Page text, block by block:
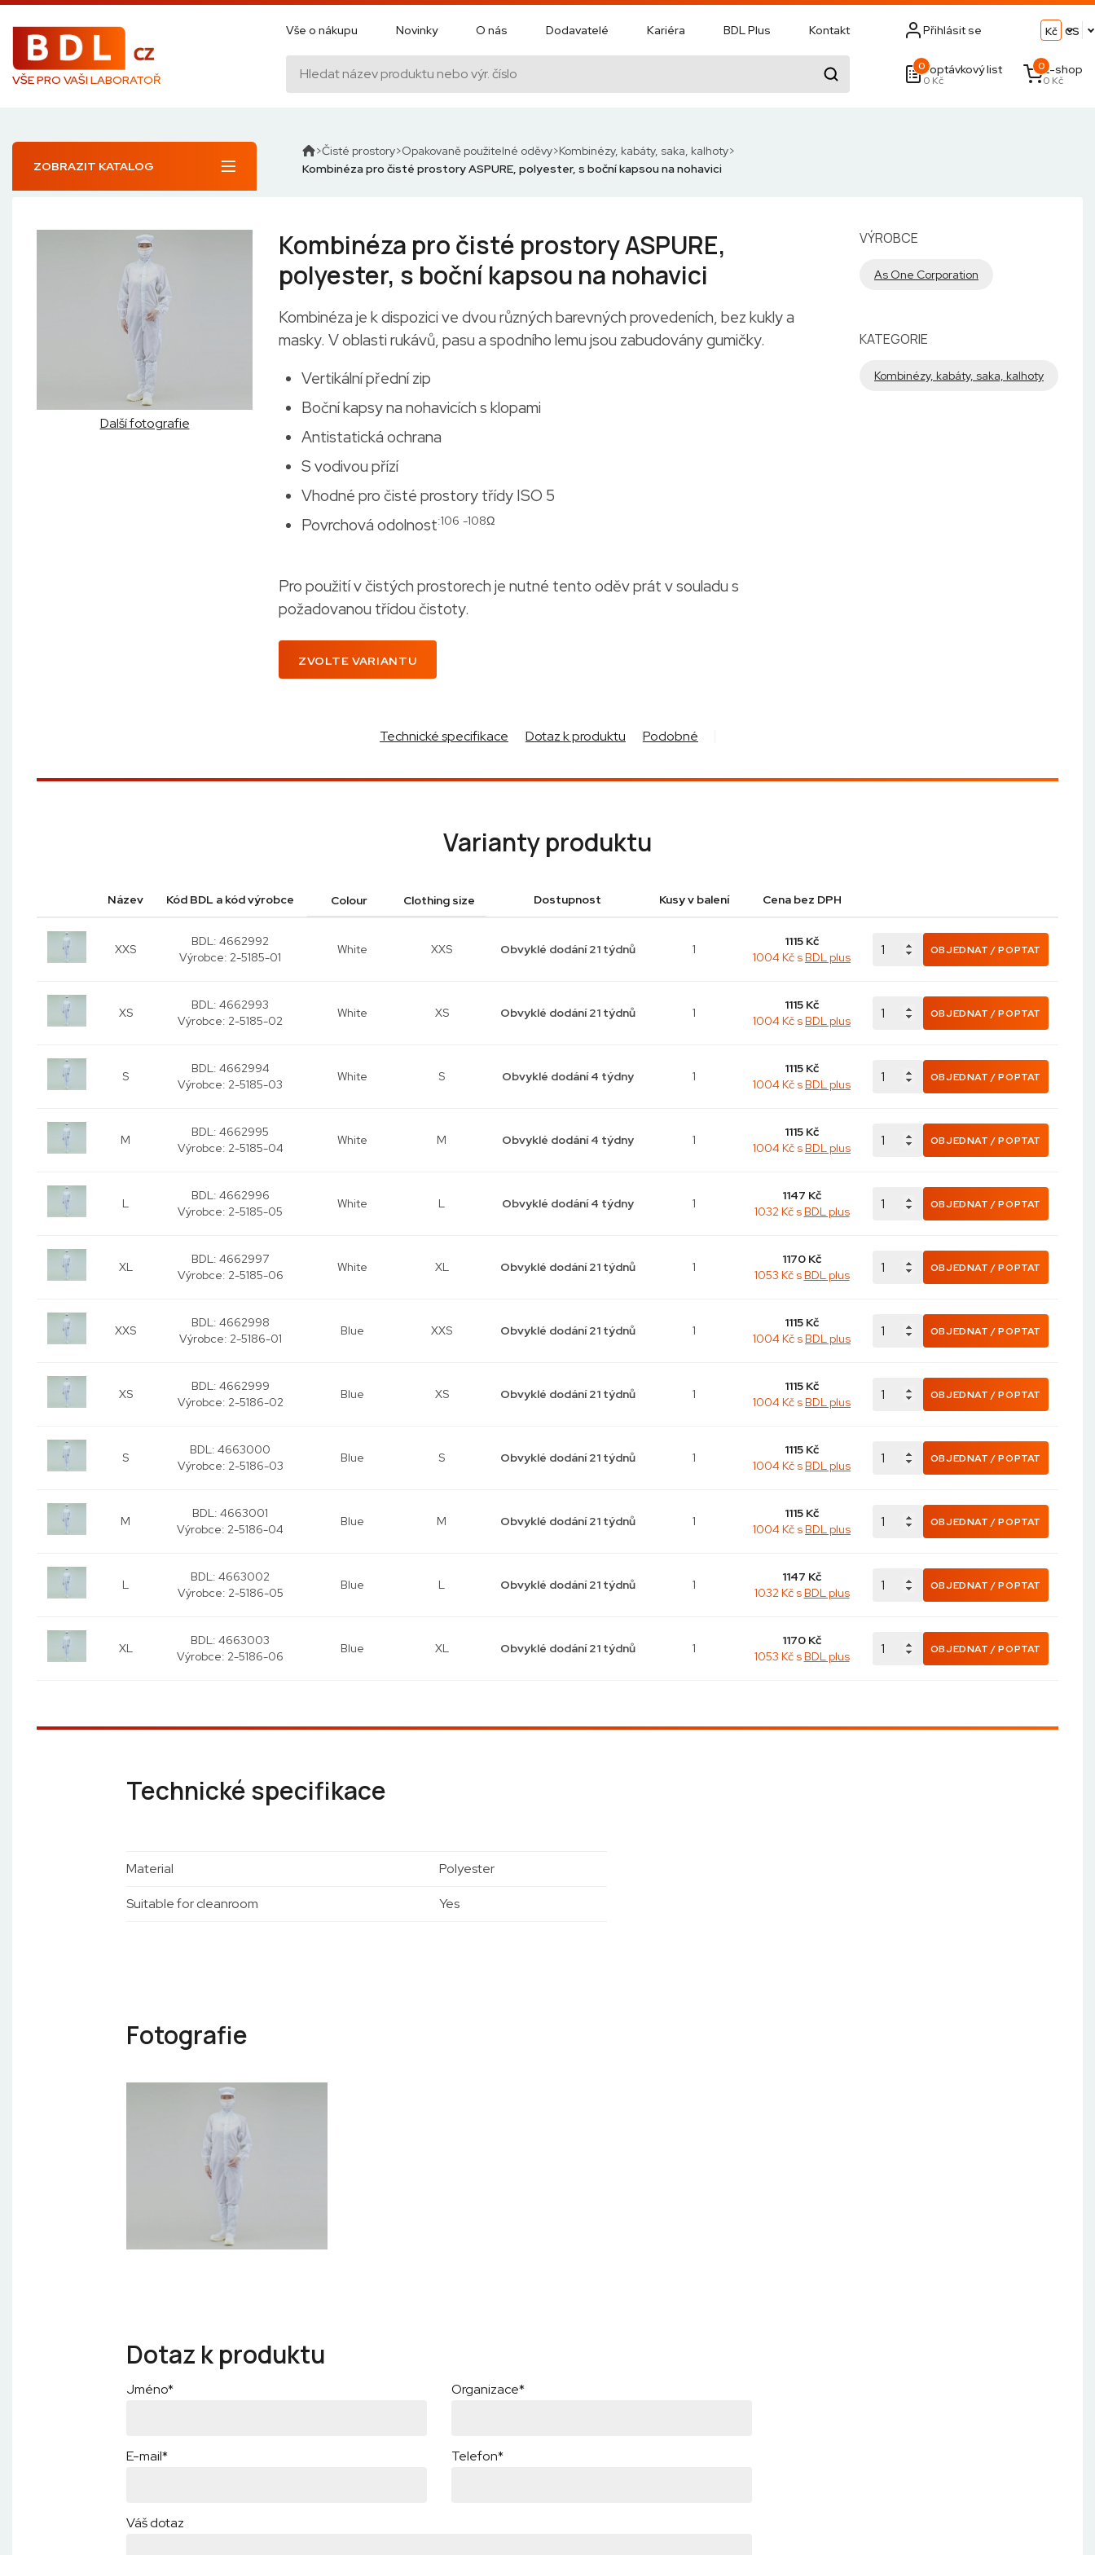
VŠE PRO VAŠI LABORATOŘ
Vše o nákupu Novinky O nás Dodavatelé Kariéra BDL Plus Kontakt Přihlásit se Kč CS
0Poptávkový list
0 Kč
0E-shop
0 Kč
ZOBRAZIT KATALOG
Čisté prostory Opakovaně použitelné oděvy Kombinézy, kabáty, saka, kalhoty
Kombinéza pro čisté prostory ASPURE, polyester, s boční kapsou na nohavici
Další fotografie
Kombinéza pro čisté prostory ASPURE,
polyester, s boční kapsou na nohavici
Kombinéza je k dispozici ve dvou různých barevných provedeních, bez kukly a
masky. V oblasti rukávů, pasu a spodního lemu jsou zabudovány gumičky.
Vertikální přední zip
Boční kapsy na nohavicích s klopami
Antistatická ochrana
S vodivou přízí
Vhodné pro čisté prostory třídy ISO 5
Povrchová odolnost:106 -108Ω
Pro použití v čistých prostorech je nutné tento oděv prát v souladu s
požadovanou třídou čistoty.
ZVOLTE VARIANTU
VÝROBCE
As One Corporation
KATEGORIE
Kombinézy, kabáty, saka, kalhoty
Technické specifikace Dotaz k produktu Podobné
Varianty produktu
Název Kód BDL a kód výrobce Colour Clothing size Dostupnost Kusy v balení Cena bez DPH
XXS
BDL: 4662992
Výrobce: 2-5185-01
White XXS Obvyklé dodání 21 týdnů 1
1115 Kč
1004 Kč sBDL plus OBJEDNAT / POPTAT
XS
BDL: 4662993
Výrobce: 2-5185-02
White XS Obvyklé dodání 21 týdnů 1
1115 Kč
1004 Kč sBDL plus OBJEDNAT / POPTAT
S
BDL: 4662994
Výrobce: 2-5185-03
White S Obvyklé dodání 4 týdny 1
1115 Kč
1004 Kč sBDL plus OBJEDNAT / POPTAT
M
BDL: 4662995
Výrobce: 2-5185-04
White M Obvyklé dodání 4 týdny 1
1115 Kč
1004 Kč sBDL plus OBJEDNAT / POPTAT
L
BDL: 4662996
Výrobce: 2-5185-05
White L Obvyklé dodání 4 týdny 1
1147 Kč
1032 Kč sBDL plus OBJEDNAT / POPTAT
XL
BDL: 4662997
Výrobce: 2-5185-06
White XL Obvyklé dodání 21 týdnů 1
1170 Kč
1053 Kč sBDL plus OBJEDNAT / POPTAT
XXS
BDL: 4662998
Výrobce: 2-5186-01
Blue XXS Obvyklé dodání 21 týdnů 1
1115 Kč
1004 Kč sBDL plus OBJEDNAT / POPTAT
XS
BDL: 4662999
Výrobce: 2-5186-02
Blue XS Obvyklé dodání 21 týdnů 1
1115 Kč
1004 Kč sBDL plus OBJEDNAT / POPTAT
S
BDL: 4663000
Výrobce: 2-5186-03
Blue S Obvyklé dodání 21 týdnů 1
1115 Kč
1004 Kč sBDL plus OBJEDNAT / POPTAT
M
BDL: 4663001
Výrobce: 2-5186-04
Blue M Obvyklé dodání 21 týdnů 1
1115 Kč
1004 Kč sBDL plus OBJEDNAT / POPTAT
L
BDL: 4663002
Výrobce: 2-5186-05
Blue L Obvyklé dodání 21 týdnů 1
1147 Kč
1032 Kč sBDL plus OBJEDNAT / POPTAT
XL
BDL: 4663003
Výrobce: 2-5186-06
Blue XL Obvyklé dodání 21 týdnů 1
1170 Kč
1053 Kč sBDL plus OBJEDNAT / POPTAT
Technické specifikace
Material Polyester
Suitable for cleanroom Yes
Fotografie
Dotaz k produktu
Jméno* Organizace*
E-mail* Telefon*
Váš dotaz